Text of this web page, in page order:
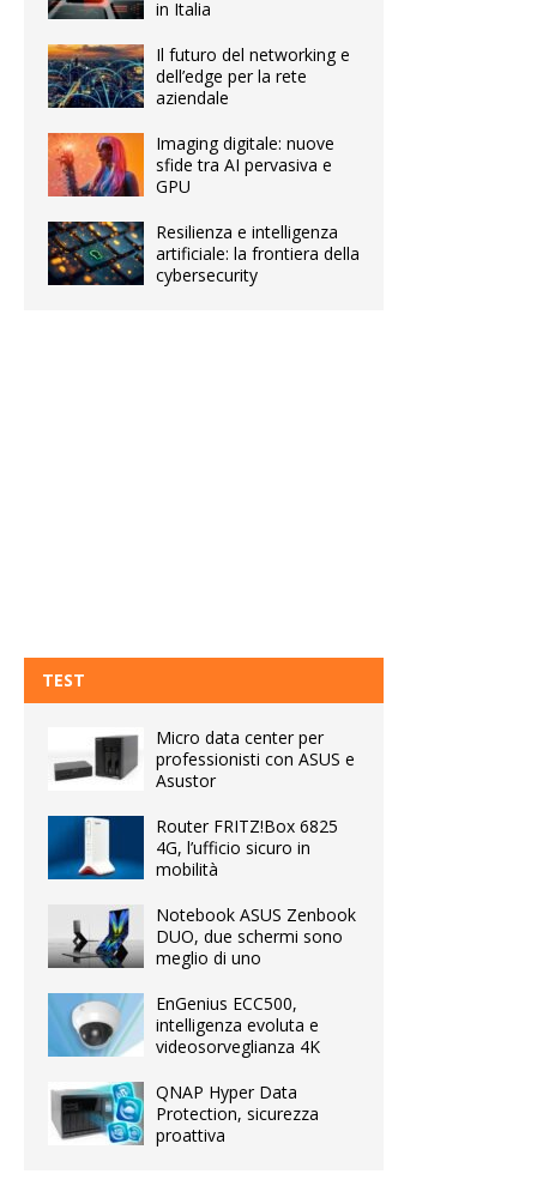
in Italia
Il futuro del networking e
dell’edge per la rete
aziendale
Imaging digitale: nuove
sfide tra AI pervasiva e
GPU
Resilienza e intelligenza
artificiale: la frontiera della
cybersecurity
TEST
Micro data center per
professionisti con ASUS e
Asustor
Router FRITZ!Box 6825
4G, l’ufficio sicuro in
mobilità
Notebook ASUS Zenbook
DUO, due schermi sono
meglio di uno
EnGenius ECC500,
intelligenza evoluta e
videosorveglianza 4K
QNAP Hyper Data
Protection, sicurezza
proattiva